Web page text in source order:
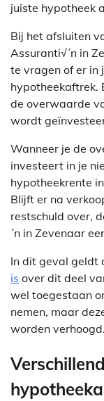
juiste hypotheek
Bij het afsluiten
Assuranti√´n in
te vragen of er in
hypotheekaftrek.
de overwaarde
wordt
Wanneer je de
investeert in je
hypotheekrente
Blijft er na
restschuld over,
´n in Zevenaar
In dit geval geldt
is over dit deel
wel toegestaan
nemen, maar
worden verhoogd.